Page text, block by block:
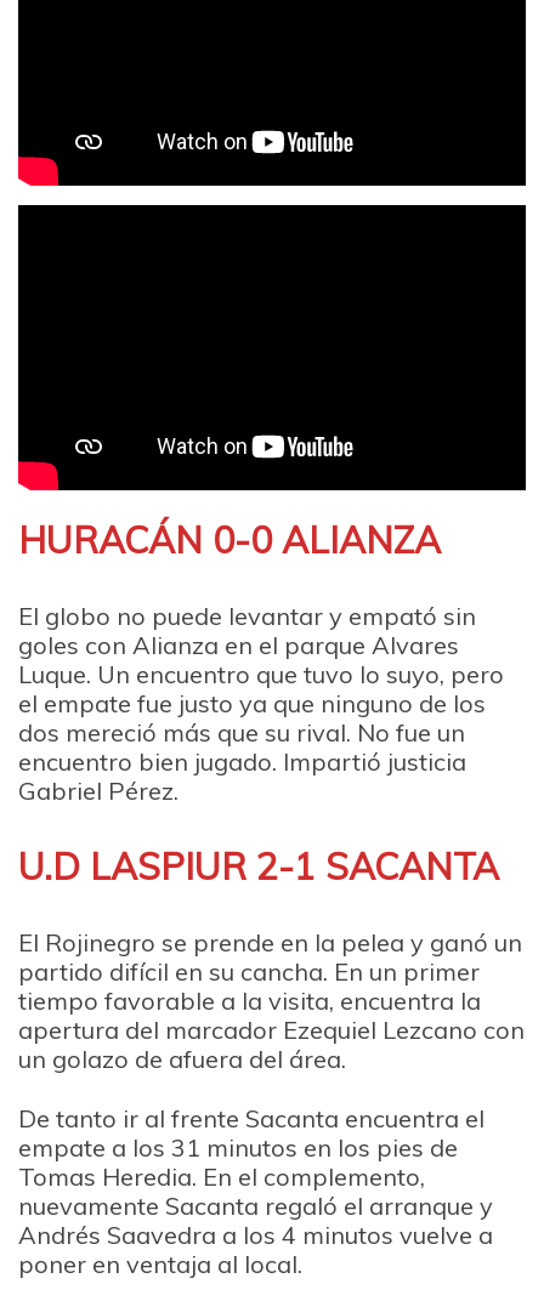
HURACÁN 0-0 ALIANZA
El globo no puede levantar y empató sin
goles con Alianza en el parque Alvares
Luque. Un encuentro que tuvo lo suyo, pero
el empate fue justo ya que ninguno de los
dos mereció más que su rival. No fue un
encuentro bien jugado. Impartió justicia
Gabriel Pérez.
U.D LASPIUR 2-1 SACANTA
El Rojinegro se prende en la pelea y ganó un
partido difícil en su cancha. En un primer
tiempo favorable a la visita, encuentra la
apertura del marcador Ezequiel Lezcano con
un golazo de afuera del área.
De tanto ir al frente Sacanta encuentra el
empate a los 31 minutos en los pies de
Tomas Heredia. En el complemento,
nuevamente Sacanta regaló el arranque y
Andrés Saavedra a los 4 minutos vuelve a
poner en ventaja al local.